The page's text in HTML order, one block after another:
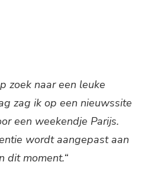
zoek naar een leuke
zag ik op een nieuwssite
een weekendje Parijs.
wordt aangepast aan
dit moment.“